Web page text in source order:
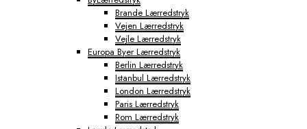
Brande Lærredstryk
Vejen Lærredstryk
Vejle Lærredstryk
Europa Byer Lærredstryk
Berlin Lærredstryk
Istanbul Lærredstryk
London Lærredstryk
Paris Lærredstryk
Rom Lærredstryk